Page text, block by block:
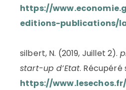
https://
editions-publications/
silbert, N. (2019, Juillet 2).
start-up d’Etat. Récupéré
https://